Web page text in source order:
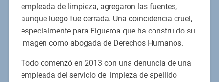
empleada de limpieza, agregaron las fuentes,
aunque luego fue cerrada. Una coincidencia cruel,
especialmente para Figueroa que ha construido su
imagen como abogada de Derechos Humanos.
Todo comenzó en 2013 con una denuncia de una
empleada del servicio de limpieza de apellido